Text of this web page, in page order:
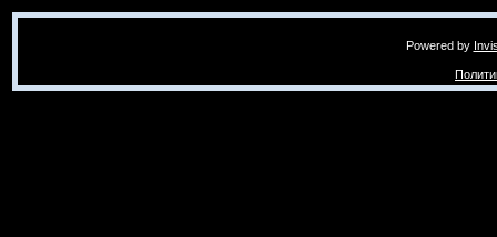
Powered by